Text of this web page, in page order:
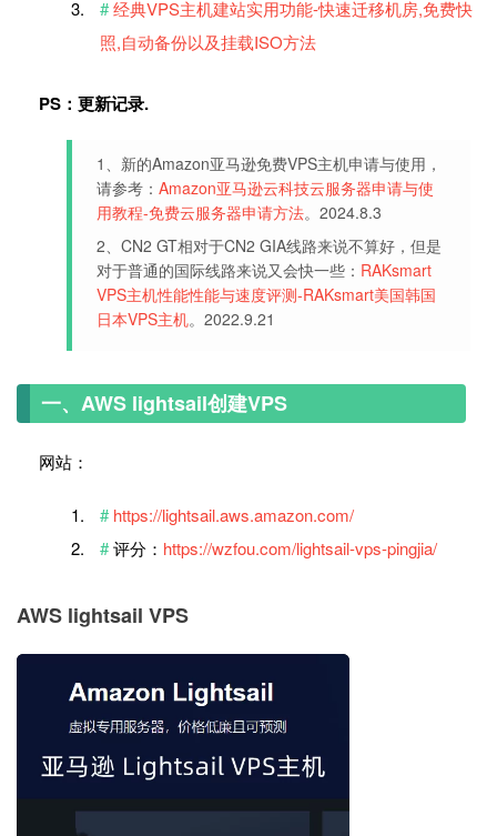
经典VPS主机建站实用功能-快速迁移机房,免费快
照,自动备份以及挂载ISO方法
PS：更新记录.
1、新的Amazon亚马逊免费VPS主机申请与使用，
请参考： Amazon亚马逊云科技云服务器申请与使
用教程-免费云服务器申请方法。2024.8.3
2、CN2 GT相对于CN2 GIA线路来说不算好，但是
对于普通的国际线路来说又会快一些： RAKsmart
VPS主机性能性能与速度评测-RAKsmart美国韩国
日本VPS主机。2022.9.21
一、AWS lightsail创建VPS
网站：
https://lightsail.aws.amazon.com/
评分： https://wzfou.com/lightsail-vps-pingjia/
AWS lightsail VPS